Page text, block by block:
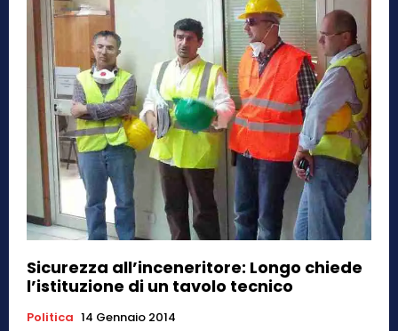
Sicurezza all’inceneritore: Longo chiede
l’istituzione di un tavolo tecnico
Politica 14 Gennaio 2014